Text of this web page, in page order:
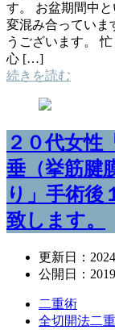
す。 お盆期間中
変混み合っていま
うございます。
心 […]
続きを読む
２０代女性
垂（挙筋腱
り」手術後
致します。
更新日：
公開日：
二重術
全切開法二